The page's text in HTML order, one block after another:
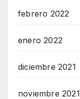
febrero 2022
enero 2022
diciembre 2021
noviembre 2021